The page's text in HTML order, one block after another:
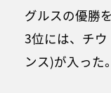
グルスの優勝
3位には、チ
ンス)が入った。